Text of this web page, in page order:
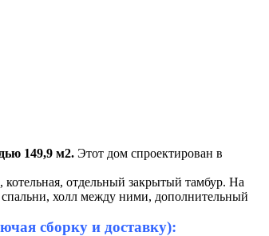
149,9 м2. Этот дом спроектирован в
котельная, отдельный закрытый тамбур. На
спальни, холл между ними, дополнительный
сборку и доставку):